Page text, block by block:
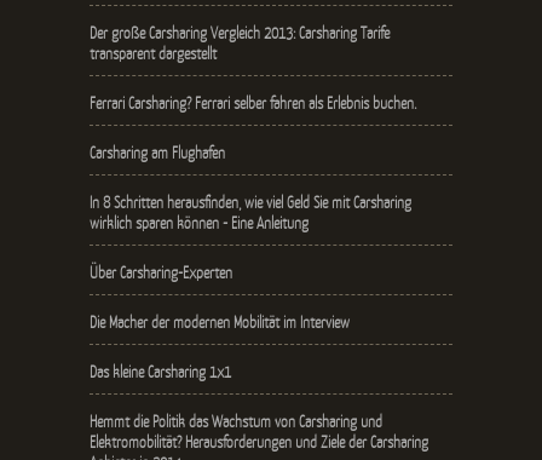
Der große Carsharing Vergleich 2013: Carsharing Tarife
transparent dargestellt
Ferrari Carsharing? Ferrari selber fahren als Erlebnis buchen.
Carsharing am Flughafen
In 8 Schritten herausfinden, wie viel Geld Sie mit Carsharing
wirklich sparen können - Eine Anleitung
Über Carsharing-Experten
Die Macher der modernen Mobilität im Interview
Das kleine Carsharing 1x1
Hemmt die Politik das Wachstum von Carsharing und
Elektromobilität? Herausforderungen und Ziele der Carsharing